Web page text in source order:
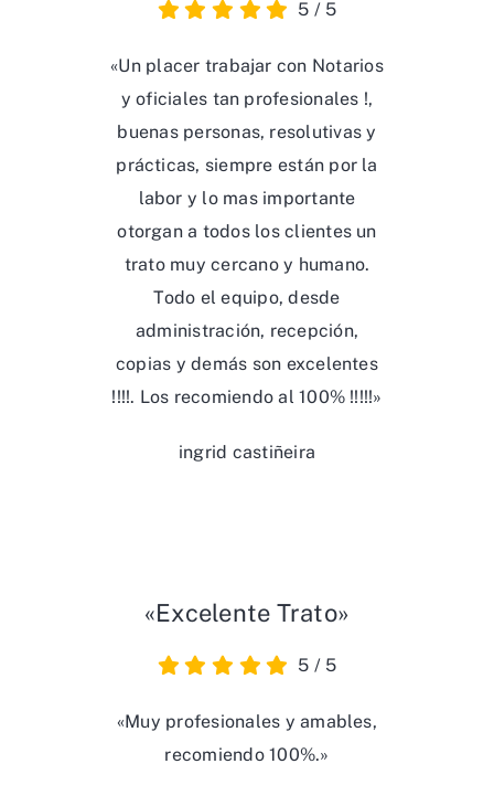
5 / 5
«Un placer trabajar con Notarios
y oficiales tan profesionales !,
buenas personas, resolutivas y
prácticas, siempre están por la
labor y lo mas importante
otorgan a todos los clientes un
trato muy cercano y humano.
Todo el equipo, desde
administración, recepción,
copias y demás son excelentes
!!!!. Los recomiendo al 100% !!!!!»
ingrid castiñeira
«Excelente Trato»
5 / 5
«Muy profesionales y amables,
recomiendo 100%.»